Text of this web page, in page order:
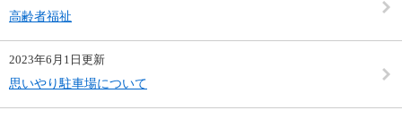
高齢者福祉
2023年6月1日更新
思いやり駐車場について